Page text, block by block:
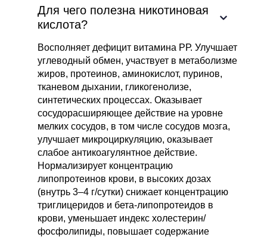
Для чего полезна никотиновая
кислота?
Восполняет дефицит витамина РР. Улучшает
углеводный обмен, участвует в метаболизме
жиров, протеинов, аминокислот, пуринов,
тканевом дыхании, гликогенолизе,
синтетических процессах. Оказывает
сосудорасширяющее действие на уровне
мелких сосудов, в том числе сосудов мозга,
улучшает микроциркуляцию, оказывает
слабое антикоагулянтное действие.
Нормализирует концентрацию
липопротеинов крови, в высоких дозах
(внутрь 3–4 г/сутки) снижает концентрацию
триглицеридов и бета-липопротеидов в
крови, уменьшает индекс холестерин/
фосфолипиды, повышает содержание